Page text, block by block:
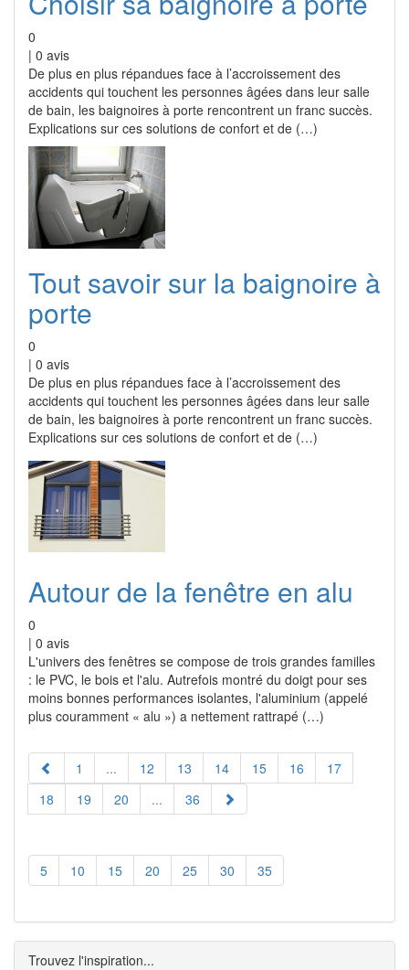
0
| 0 avis
De plus en plus répandues face à l’accroissement des
accidents qui touchent les personnes âgées dans leur salle
de bain, les baignoires à porte rencontrent un franc succès.
Explications sur ces solutions de confort et de (…)
Tout savoir sur la baignoire à
porte
0
| 0 avis
De plus en plus répandues face à l’accroissement des
accidents qui touchent les personnes âgées dans leur salle
de bain, les baignoires à porte rencontrent un franc succès.
Explications sur ces solutions de confort et de (…)
Autour de la fenêtre en alu
0
| 0 avis
L'univers des fenêtres se compose de trois grandes familles
: le PVC, le bois et l'alu. Autrefois montré du doigt pour ses
moins bonnes performances isolantes, l'aluminium (appelé
plus couramment « alu ») a nettement rattrapé (…)
1 ... 12 13 14 15 16
17
18
19 20 ... 36
5 10 15 20 25 30 35
Trouvez l'inspiration...